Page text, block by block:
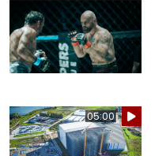
05:00